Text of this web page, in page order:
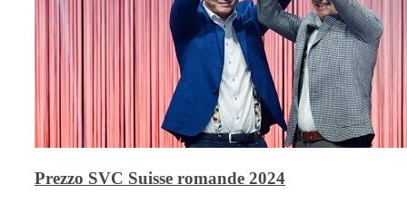
Prezzo SVC Suisse romande 2024